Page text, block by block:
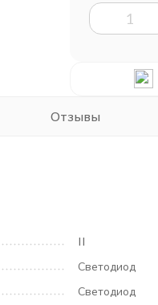
Отзывы
II
Светодиод
Светодиод